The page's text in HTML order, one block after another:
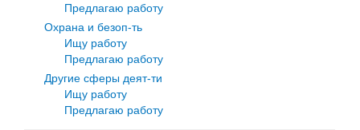
Предлагаю работу
Охрана и безоп-ть
Ищу работу
Предлагаю работу
Другие сферы деят-ти
Ищу работу
Предлагаю работу